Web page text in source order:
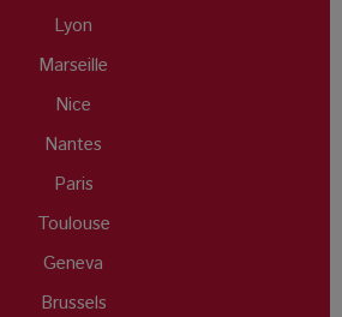
Lyon
Marseille
Nice
Nantes
Paris
Toulouse
Geneva
Brussels